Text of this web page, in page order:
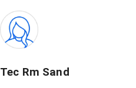
Tec Rm Sand